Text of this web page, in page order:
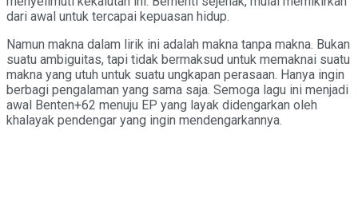
dari awal untuk tercapai kepuasan hidup.
Namun makna dalam lirik ini adalah makna tanpa makna. Bukan
suatu ambiguitas, tapi tidak bermaksud untuk memaknai suatu
makna yang utuh untuk suatu ungkapan perasaan. Hanya ingin
berbagi pengalaman yang sama saja. Semoga lagu ini menjadi
awal Benten+62 menuju EP yang layak didengarkan oleh
khalayak pendengar yang ingin mendengarkannya.